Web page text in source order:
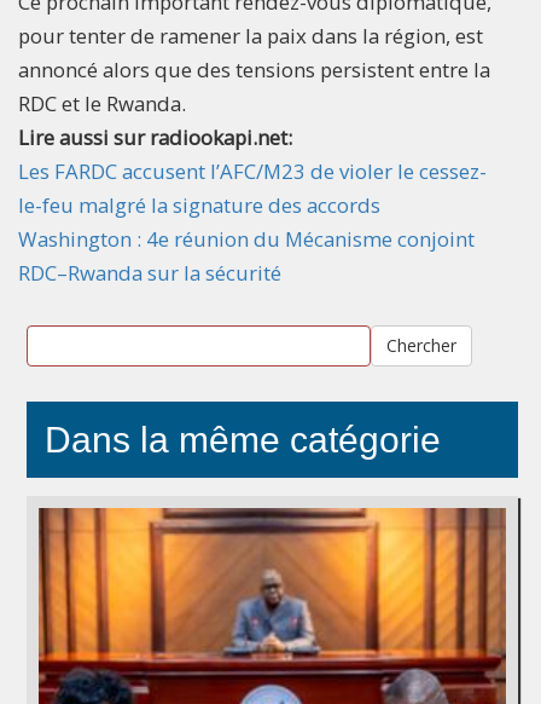
pour tenter de ramener la paix dans la région, est
annoncé alors que des tensions persistent entre la
RDC et le Rwanda.
Lire aussi sur radiookapi.net:
Les FARDC accusent l’AFC/M23 de violer le cessez-
le-feu malgré la signature des accords
Washington : 4e réunion du Mécanisme conjoint
RDC–Rwanda sur la sécurité
Chercher
Dans la même catégorie